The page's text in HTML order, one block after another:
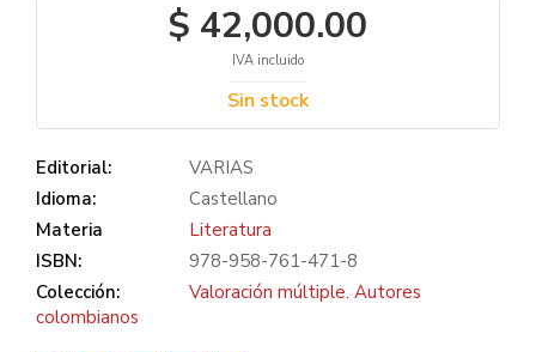
$ 42,000.00
IVA incluido
Sin stock
Editorial:
VARIAS
Idioma:
Castellano
Materia
Literatura
ISBN:
978-958-761-471-8
Colección:
Valoración múltiple. Autores
colombianos